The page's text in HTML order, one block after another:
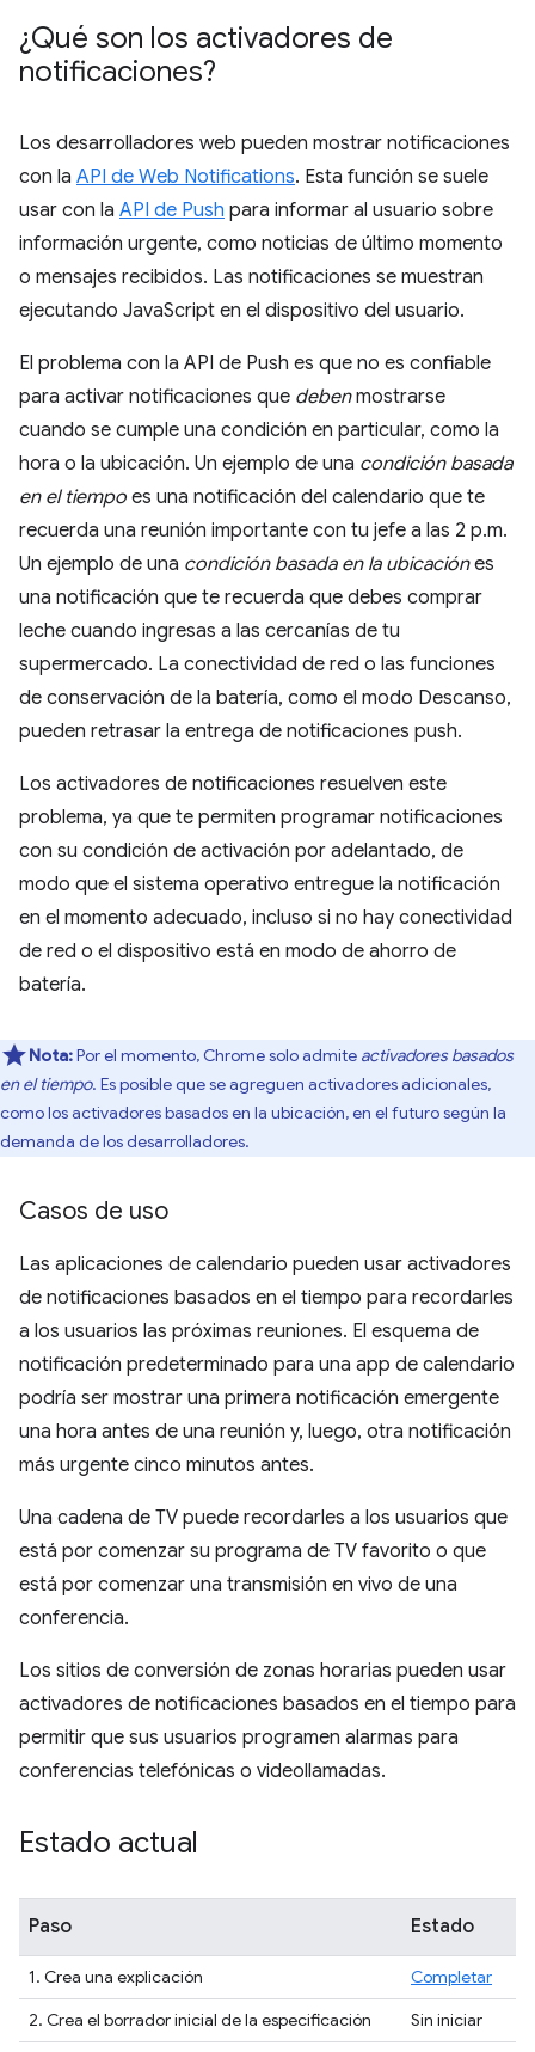
¿Qué son los activadores de
notificaciones?
Los desarrolladores web pueden mostrar notificaciones
con la API de Web Notifications. Esta función se suele
usar con la API de Push para informar al usuario sobre
información urgente, como noticias de último momento
o mensajes recibidos. Las notificaciones se muestran
ejecutando JavaScript en el dispositivo del usuario.
El problema con la API de Push es que no es confiable
para activar notificaciones que debenmostrarse
cuando se cumple una condición en particular, como la
hora o la ubicación. Un ejemplo de una condición basada
en el tiempo es una notificación del calendario que te
recuerda una reunión importante con tu jefe a las 2 p.m.
Un ejemplo de una condición basada en la ubicaciónes
una notificación que te recuerda que debes comprar
leche cuando ingresas a las cercanías de tu
supermercado. La conectividad de red o las funciones
de conservación de la batería, como el modo Descanso,
pueden retrasar la entrega de notificaciones push.
Los activadores de notificaciones resuelven este
problema, ya que te permiten programar notificaciones
con su condición de activación por adelantado, de
modo que el sistema operativo entregue la notificación
en el momento adecuado, incluso si no hay conectividad
de red o el dispositivo está en modo de ahorro de
batería.
Nota:Por el momento, Chrome solo admite activadores basados
en el tiempo. Es posible que se agreguen activadores adicionales,
como los activadores basados en la ubicación, en el futuro según la
demanda de los desarrolladores.
Casos de uso
Las aplicaciones de calendario pueden usar activadores
de notificaciones basados en el tiempo para recordarles
a los usuarios las próximas reuniones. El esquema de
notificación predeterminado para una app de calendario
podría ser mostrar una primera notificación emergente
una hora antes de una reunión y, luego, otra notificación
más urgente cinco minutos antes.
Una cadena de TV puede recordarles a los usuarios que
está por comenzar su programa de TV favorito o que
está por comenzar una transmisión en vivo de una
conferencia.
Los sitios de conversión de zonas horarias pueden usar
activadores de notificaciones basados en el tiempo para
permitir que sus usuarios programen alarmas para
conferencias telefónicas o videollamadas.
Estado actual
Paso Estado
1. Crea una explicación
Completar
2. Crea el borrador inicial de la especificación
Sin iniciar